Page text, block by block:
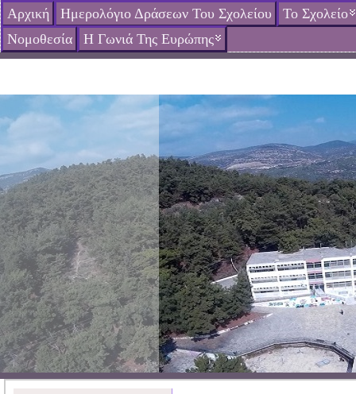
Αρχική Ημερολόγιο Δράσεων Του Σχολείου
Το Σχολείο
Νομοθεσία
Η Γωνιά Της Ευρώπης